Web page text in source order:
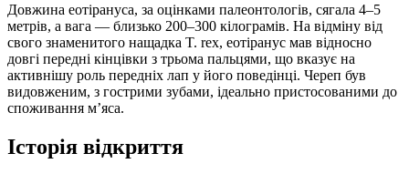
Довжина еотірануса, за оцінками палеонтологів, сягала 4–5
метрів, а вага — близько 200–300 кілограмів. На відміну від
свого знаменитого нащадка T. rex, еотіранус мав відносно
довгі передні кінцівки з трьома пальцями, що вказує на
активнішу роль передніх лап у його поведінці. Череп був
видовженим, з гострими зубами, ідеально пристосованими до
споживання м’яса.
Історія відкриття